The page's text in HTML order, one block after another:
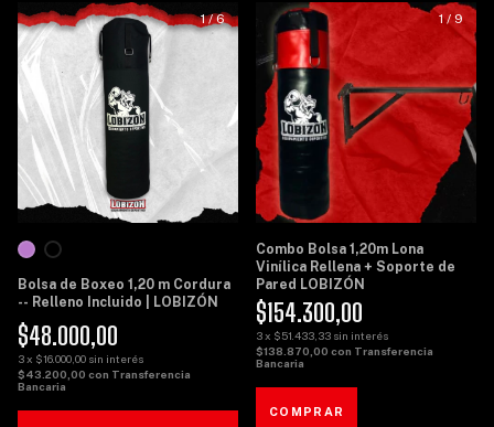
1/6
Bolsa de Boxeo 1,20 m Cordura
-- Relleno Incluido | LOBIZÓN
$48.000,00
3x $16.000,00 sin interés
$43.200,00 con Transferencia
Bancaria
1/ 9
Combo Bolsa 1,20m Lona
Vinílica Rellena + Soporte de
Pared LOBIZÓN
$154.300,00
3x $51.433,33 sin interés
$138.870,00 con Transferencia
Bancaria